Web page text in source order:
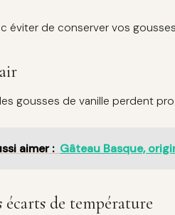
éviter de conserver vos
les gousses de vanille perdent
aimer : Gâteau Basque,
écarts de température